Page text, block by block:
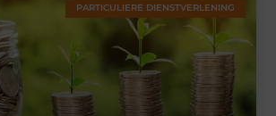
PARTICULIERE DIENSTVERLENING